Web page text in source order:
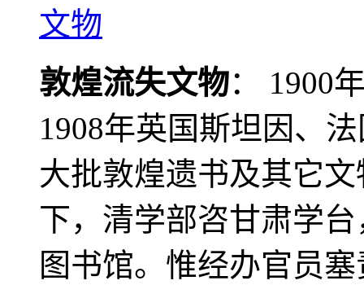
敦煌流失文物： 1900
1908年英国斯坦因、
大批敦煌遗书及其它
下，清学部咨甘肃学
图书馆。惟经办官员